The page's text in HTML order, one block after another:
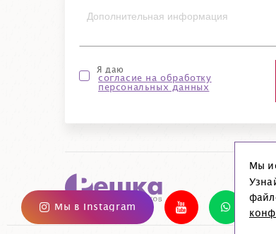
Я даю
согласие на обработку
персональных данных
Мы в Instagram
Мы